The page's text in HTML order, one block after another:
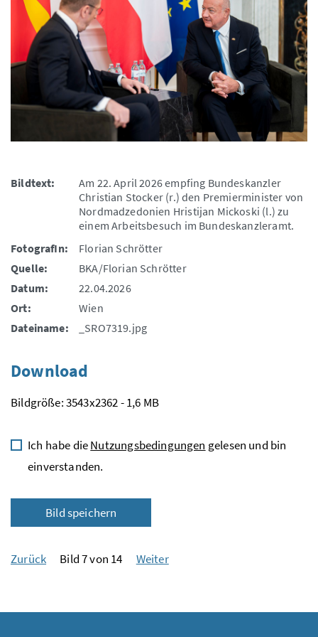
Bildtext:
Am 22. April 2026 empfing Bundeskanzler
Christian Stocker (r.) den Premierminister von
Nordmadzedonien Hristijan Mickoski (l.) zu
einem Arbeitsbesuch im Bundeskanzleramt.
FotografIn:
Florian Schrötter
Quelle:
BKA/Florian Schrötter
Datum:
22.04.2026
Ort:
Wien
Dateiname:
_SRO7319.jpg
Download
Bildgröße: 3543x2362 - 1,6 MB
Ich habe dieNutzungsbedingungen gelesen und bin
einverstanden.
Bild speichern
Zurück Bild 7 von 14 Weiter